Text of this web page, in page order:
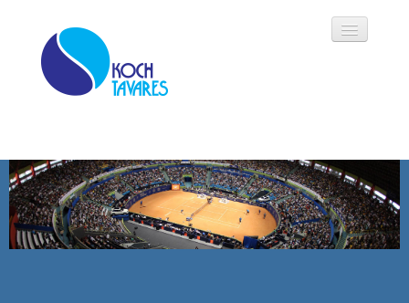
História
Áreas de Atuação